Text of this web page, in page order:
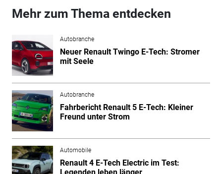
Mehr zum Thema entdecken
Autobranche
Neuer Renault Twingo E-Tech: Stromer
mit Seele
Autobranche
Fahrbericht Renault 5 E-Tech: Kleiner
Freund unter Strom
Automobile
Renault 4 E-Tech Electric im Test: